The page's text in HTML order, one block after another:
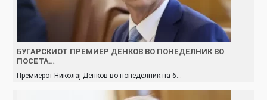
БУГАРСКИОТ ПРЕМИЕР ДЕНКОВ ВО ПОНЕДЕЛНИК ВО
ПОСЕТА…
Премиерот Николај Денков во понеделник на 6…